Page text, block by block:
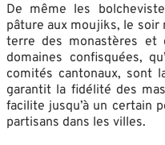
De même les
pâture aux moujiks, le
terre des monastères et
domaines confisquées,
comités cantonaux, sont
garantit la fidélité des
facilite jusqu’à un certain
partisans dans les villes.